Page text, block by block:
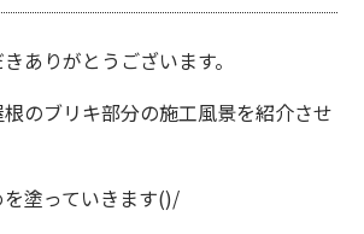
ありがとうございます。
のブリキ部分の施工風景を紹介させ
塗っていきます()/